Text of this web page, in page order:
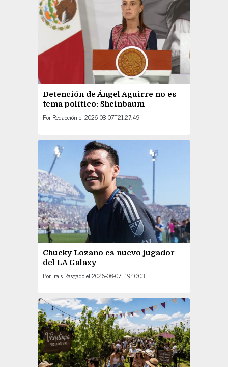
Detención de Ángel Aguirre no es
tema político: Sheinbaum
Por Redacción el 2026-08-07T21:27:49
Chucky Lozano es nuevo jugador
del LA Galaxy
Por Irais Rasgadoel 2026-08-07T19:10:03